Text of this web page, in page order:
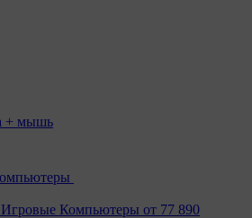
+ мышь
Игровые Компьютеры от 77 890